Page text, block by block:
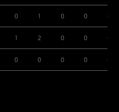
0 1 0 0 0
1 2 0 0 0
0 0 0 0 0